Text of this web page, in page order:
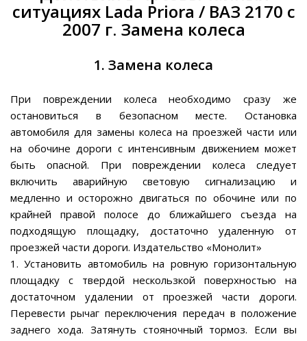
ситуациях Lada Priora / ВАЗ 2170 с
2007 г. Замена колеса
1. Замена колеса
При повреждении колеса необходимо сразу же
остановиться в безопасном месте. Остановка
автомобиля для замены колеса на проезжей части или
на обочине дороги с интенсивным движением может
быть опасной. При повреждении колеса следует
включить аварийную световую сигнализацию и
медленно и осторожно двигаться по обочине или по
крайней правой полосе до ближайшего съезда на
подходящую площадку, достаточно удаленную от
проезжей части дороги. Издательство «Монолит»
1. Установить автомобиль на ровную горизонтальную
площадку с твердой нескользкой поверхностью на
достаточном удалении от проезжей части дороги.
Перевести рычаг переключения передач в положение
заднего хода. Затянуть стояночный тормоз. Если вы